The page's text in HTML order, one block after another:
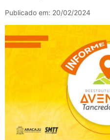
Publicado em: 20/02/2024